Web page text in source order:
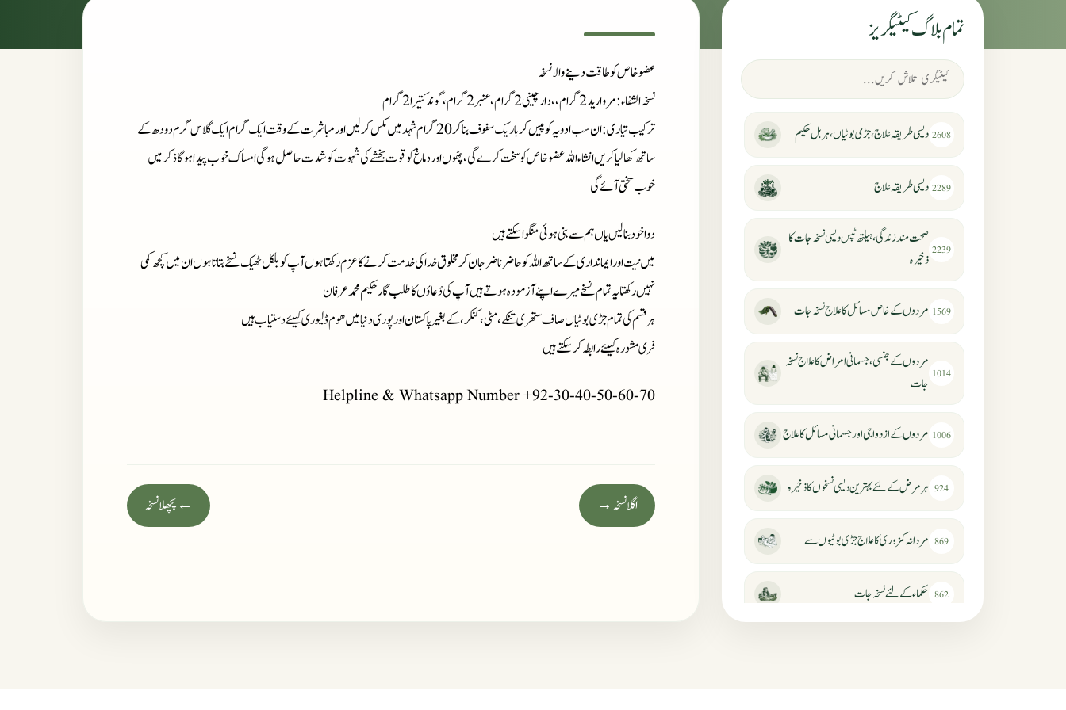
عضو خاص کو طاقت دینے والا نسخہ
نسخہ الشفاء: مروارید 2 گرام،، دارچینی 2 گرام، عنبر2 گرام، گوند کتیرا 2 گرام
ترکیب تیاری
: ان سب ادویہ کو پیس کر باریک سفوف بنا کر 20 گرام شہد میں مکس کر لیں اور مباشرت کے وقت ایک گرام ایک گلاس گرم دودھ کے
ساتھ کھا لیا کریں انشاءاللہ عضو خاص کو سخت کرے گی ،پٹھوں اور دماغ کو قوت بخشے کی شہوت کو شدت حاصل ہو گی امساک خوب پیدا ہو گا ذکر میں
خوب سختی آئے گی
دوا خود بنا لیں یاں ہم سے بنی ہوئی منگوا سکتے ہیں
میں نیت اور ایمانداری کے ساتھ اللہ کو حاضر ناضر جان کر مخلوق خدا کی خدمت کرنے کا عزم رکھتا ہوں آپ کو بلکل ٹھیک نسخے بتاتا ہوں ان میں کچھ کمی
نہیں رکھتا یہ تمام نسخے میرے اپنے آزمودہ ہوتے ہیں آپ کی دُعاؤں کا طلب گار حکیم محمد عرفان
ہر قسم کی تمام جڑی بوٹیاں صاف ستھری تنکے، مٹی، کنکر، کے بغیر پاکستان اور پوری دنیا میں ھوم ڈلیوری کیلئے دستیاب ہیں
فری مشورہ کیلئے رابطہ کر سکتے ہیں
Helpline & Whatsapp Number +92-30-40-50-60-70
← پچھلا نسخہ اگلا نسخہ →
تمام بلاگ کیٹیگریز
2608 دیسی طریقہ علاج، جڑی بوٹیاں، ہربل حکیم
2289 دیسی طریقہ علاج
2239
صحت مند زندگی، ہیلتھ ٹپس دیسی نسخہ جات کا
ذخیرہ
1569 مردوں کے خاص مسائل کا علاج نسخہ جات
1014
مردوں کے جنسی، جسمانی امراض کا علاج نسخہ
جات
1006 مردوں کے ازدواجی اور جسمانی مسائل کا علاج
924 ہر مرض کے لئے بہترین دیسی نسخوں کا ذخیرہ
869 مردانہ کمزوری کا علاج جڑی بوٹیوں سے
862 حکماء کےلئے نسخہ جات